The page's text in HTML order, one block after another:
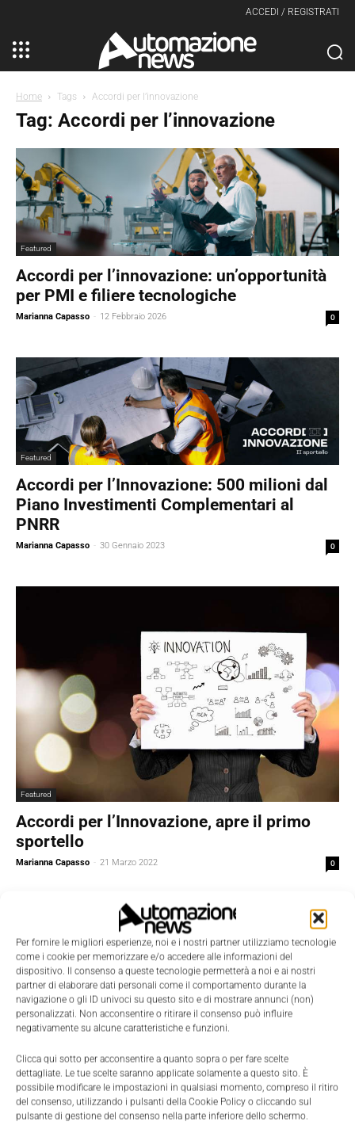
Per fornire le migliori esperienze, noi e i nostri partner utilizziamo tecnologie
come i cookie per memorizzare e/o accedere alle informazioni del
dispositivo. Il consenso a queste tecnologie permetterà a noi e ai nostri
partner di elaborare dati personali come il comportamento durante la
navigazione o gli ID univoci su questo sito e di mostrare annunci (non)
personalizzati. Non acconsentire o ritirare il consenso può influire
negativamente su alcune caratteristiche e funzioni.
Clicca qui sotto per acconsentire a quanto sopra o per fare scelte
dettagliate. Le tue scelte saranno applicate solamente a questo sito. È
possibile modificare le impostazioni in qualsiasi momento, compreso il ritiro
del consenso, utilizzando i pulsanti della Cookie Policy o cliccando sul
pulsante di gestione del consenso nella parte inferiore dello schermo.
ACCEDI / REGISTRATI
Home Tags Accordi per l’innovazione
Tag: Accordi per l’innovazione
Featured
Accordi per l’innovazione: un’opportunità
per PMI e filiere tecnologiche
Marianna Capasso - 12 Febbraio 2026 0
Featured
Accordi per l’Innovazione: 500 milioni dal
Piano Investimenti Complementari al
PNRR
Marianna Capasso - 30 Gennaio 2023 0
Featured
Accordi per l’Innovazione, apre il primo
sportello
Marianna Capasso - 21 Marzo 2022 0